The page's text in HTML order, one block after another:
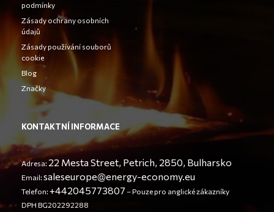
podmínky
Zásady ochrany osobních
údajů
Zásady používání souborů
cookie
Blog
Značky
KONTAKTNÍ INFORMACE
Adresa: 22 Mesta Street, Petrich, 2850, Bulharsko
Email:saleseurope@energy-economy.eu
Telefon:+442045773807 – Pouze pro anglické zákazníky
DPH BG202292288